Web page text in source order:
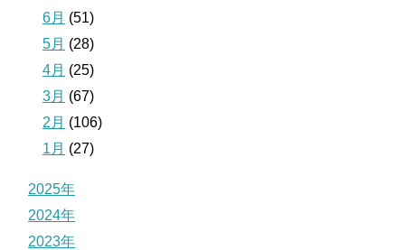
6月 (51)
5月 (28)
4月 (25)
3月 (67)
2月 (106)
1月 (27)
2025年
2024年
2023年